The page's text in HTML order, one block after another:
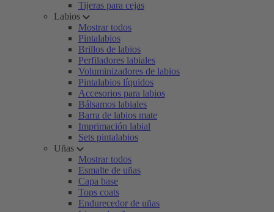
Tijeras para cejas
Labios
Mostrar todos
Pintalabios
Brillos de labios
Perfiladores labiales
Voluminizadores de labios
Pintalabios líquidos
Accesorios para labios
Bálsamos labiales
Barra de labios mate
Imprimación labial
Sets pintalabios
Uñas
Mostrar todos
Esmalte de uñas
Capa base
Tops coats
Endurecedor de uñas